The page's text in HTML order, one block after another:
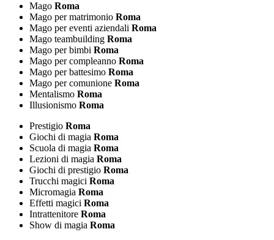
Mago Roma
Mago per matrimonio Roma
Mago per eventi aziendali Roma
Mago teambuilding Roma
Mago per bimbi Roma
Mago per compleanno Roma
Mago per battesimo Roma
Mago per comunione Roma
Mentalismo Roma
Illusionismo Roma
Prestigio Roma
Giochi di magia Roma
Scuola di magia Roma
Lezioni di magia Roma
Giochi di prestigio Roma
Trucchi magici Roma
Micromagia Roma
Effetti magici Roma
Intrattenitore Roma
Show di magia Roma